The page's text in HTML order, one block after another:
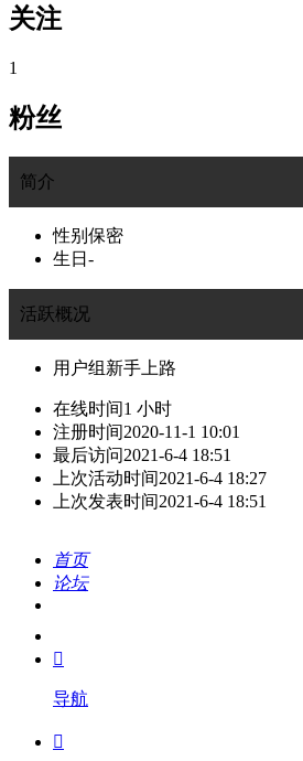
关注
1
粉丝
简介
性别 保密
生日 -
活跃概况
用户组 新手上路
在线时间1 小时
注册时间2020-11-1 10:01
最后访问2021-6-4 18:51
上次活动时间2021-6-4 18:27
上次发表时间2021-6-4 18:51
首页
论坛
我的

导航
